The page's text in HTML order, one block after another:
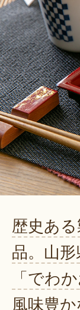
歴史あ
品。山
「でわ
風味豊